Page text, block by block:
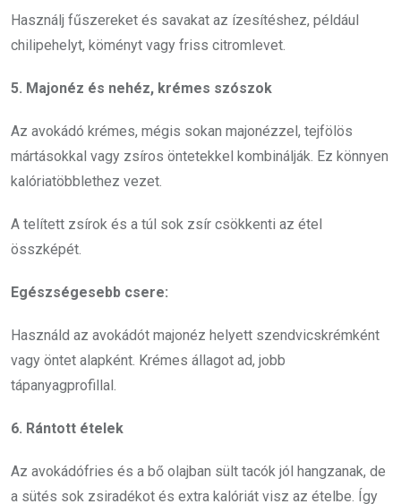
Használj fűszereket és savakat az ízesítéshez, például
chilipehelyt, köményt vagy friss citromlevet.
5. Majonéz és nehéz, krémes szószok
Az avokádó krémes, mégis sokan majonézzel, tejfölös
mártásokkal vagy zsíros öntetekkel kombinálják. Ez könnyen
kalóriatöbblethez vezet.
A telített zsírok és a túl sok zsír csökkenti az étel
összképét.
Egészségesebb csere:
Használd az avokádót majonéz helyett szendvicskrémként
vagy öntet alapként. Krémes állagot ad, jobb
tápanyagprofillal.
6. Rántott ételek
Az avokádófries és a bő olajban sült tacók jól hangzanak, de
a sütés sok zsiradékot és extra kalóriát visz az ételbe. Így